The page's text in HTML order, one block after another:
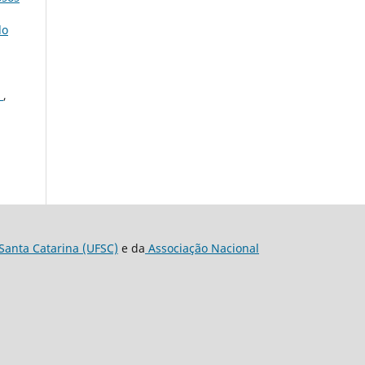
,
Catarina (UFSC) e da Associação Nacional